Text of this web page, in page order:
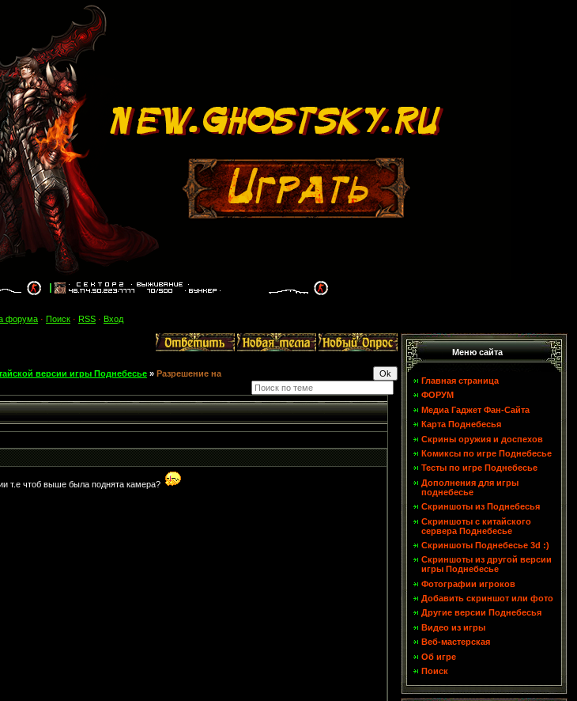
форума · Поиск · RSS · Вход
версии игры Поднебесье » Разрешение на
т.е чтоб выше была поднята камера?
Меню сайта
Главная страница
ФОРУМ
Медиа Гаджет Фан-Сайта
Карта Поднебесья
Скрины оружия и доспехов
Комиксы по игре Поднебесье
Тесты по игре Поднебесье
Дополнения для игры
поднебесье
Скриншоты из Поднебесья
Скриншоты с китайского
сервера Поднебесье
Скриншоты Поднебесье 3d :)
Скриншоты из другой версии
игры Поднебесье
Фотографии игроков
Добавить скриншот или фото
Другие версии Поднебесья
Видео из игры
Веб-мастерская
Об игре
Поиск